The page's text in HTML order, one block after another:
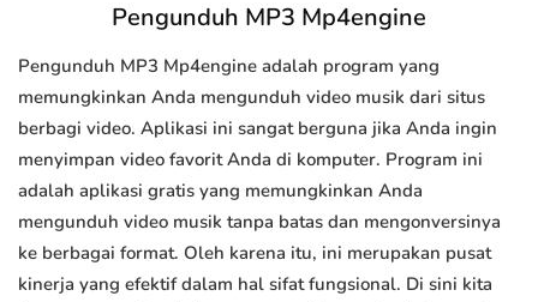
Pengunduh MP3 Mp4engine
Pengunduh MP3 Mp4engine adalah program yang
memungkinkan Anda mengunduh video musik dari situs
berbagi video. Aplikasi ini sangat berguna jika Anda ingin
menyimpan video favorit Anda di komputer. Program ini
adalah aplikasi gratis yang memungkinkan Anda
mengunduh video musik tanpa batas dan mengonversinya
ke berbagai format. Oleh karena itu, ini merupakan pusat
kinerja yang efektif dalam hal sifat fungsional. Di sini kita